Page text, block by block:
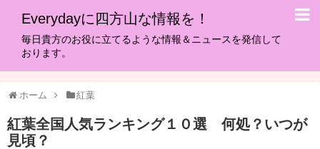
Everydayに四方山な情報を！
毎日貴方のお役に立てるような情報＆ニュースを発信して
おります。
ホーム 紅葉
紅葉全国人気ランキング１０選 何処？いつが
見頃？